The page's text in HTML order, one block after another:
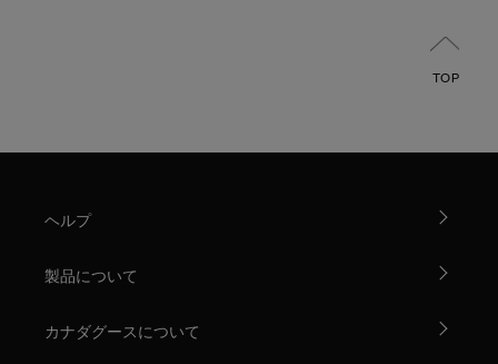
TOP
ヘルプ
製品について
カナダグースについて